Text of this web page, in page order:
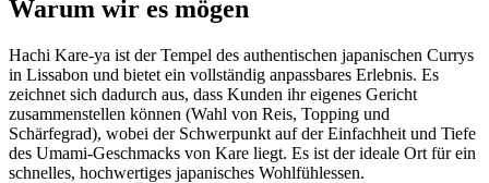
Warum wir es mögen
Hachi Kare-ya ist der Tempel des authentischen japanischen Currys
in Lissabon und bietet ein vollständig anpassbares Erlebnis. Es
zeichnet sich dadurch aus, dass Kunden ihr eigenes Gericht
zusammenstellen können (Wahl von Reis, Topping und
Schärfegrad), wobei der Schwerpunkt auf der Einfachheit und Tiefe
des Umami-Geschmacks von Kare liegt. Es ist der ideale Ort für ein
schnelles, hochwertiges japanisches Wohlfühlessen.